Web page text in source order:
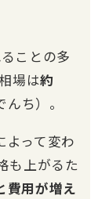
ことの多
場は約
ち）。
よって変わ
も上がるた
費用が増え